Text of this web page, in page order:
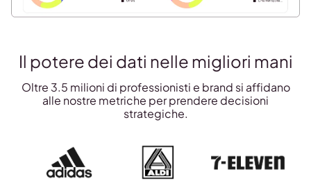
Il potere dei dati nelle migliori mani
Oltre 3.5 milioni di professionisti e brand si affidano
alle nostre metriche per prendere decisioni
strategiche.